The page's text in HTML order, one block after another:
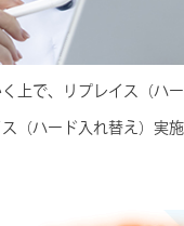
上で、リプレイス（ハ
（ハード入れ替え）実